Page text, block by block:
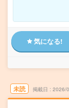
気になる!
未読 掲載日 2026/